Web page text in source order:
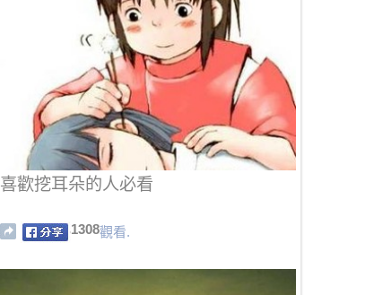
喜歡挖耳朵的人必看
1308觀看.